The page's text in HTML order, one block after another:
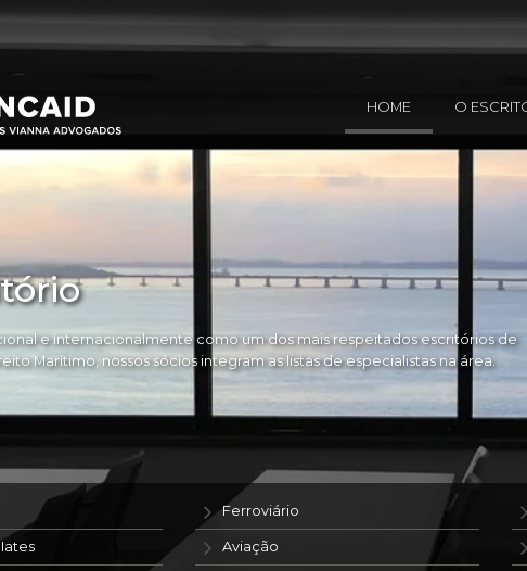
HOME O
e internacionalmente como um dos mais respeitados escritórios de
Marítimo, nossos sócios integram as listas de especialistas na área.
Ferroviário
Aviação